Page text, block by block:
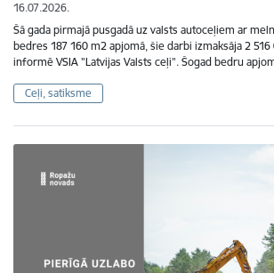
16.07.2026.
Šā gada pirmajā pusgadā uz valsts autoceļiem ar
bedres 187 160 m2 apjomā, šie darbi izmaksāja 2
informē VSIA "Latvijas Valsts ceļi". Šogad bedru
Ceļi, satiksme